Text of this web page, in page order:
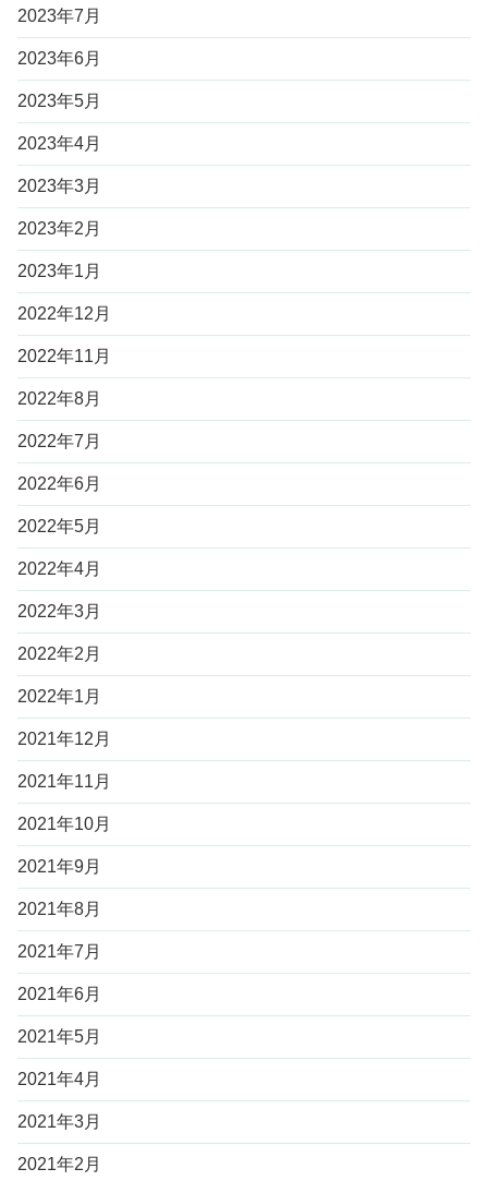
2023年7月
2023年6月
2023年5月
2023年4月
2023年3月
2023年2月
2023年1月
2022年12月
2022年11月
2022年8月
2022年7月
2022年6月
2022年5月
2022年4月
2022年3月
2022年2月
2022年1月
2021年12月
2021年11月
2021年10月
2021年9月
2021年8月
2021年7月
2021年6月
2021年5月
2021年4月
2021年3月
2021年2月